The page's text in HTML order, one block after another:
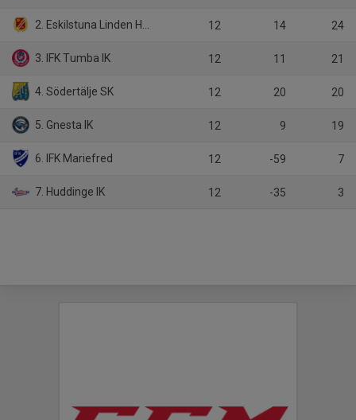
2. Eskilstuna Linden Hockey 12 14 24
3. IFK Tumba IK 12 11 21
4. Södertälje SK 12 20 20
5. Gnesta IK 12 9 19
6. IFK Mariefred 12 -59 7
7. Huddinge IK 12 -35 3